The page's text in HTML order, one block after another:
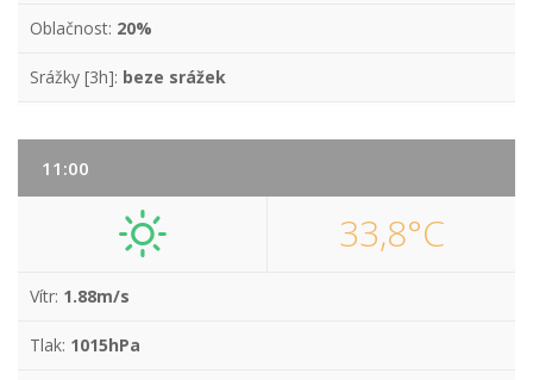
Oblačnost: 20%
Srážky [3h]: beze srážek
11:00
33,8°C
Vítr: 1.88m/s
Tlak: 1015hPa